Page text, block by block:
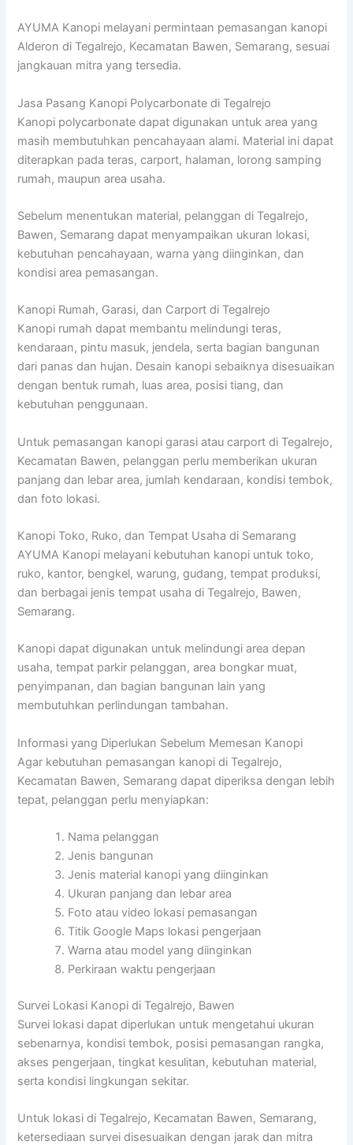
AYUMA Kanopi melayani permintaan pemasangan kanopi
Alderon di Tegalrejo, Kecamatan Bawen, Semarang, sesuai
jangkauan mitra yang tersedia.
Jasa Pasang Kanopi Polycarbonate di Tegalrejo
Kanopi polycarbonate dapat digunakan untuk area yang
masih membutuhkan pencahayaan alami. Material ini dapat
diterapkan pada teras, carport, halaman, lorong samping
rumah, maupun area usaha.
Sebelum menentukan material, pelanggan di Tegalrejo,
Bawen, Semarang dapat menyampaikan ukuran lokasi,
kebutuhan pencahayaan, warna yang diinginkan, dan
kondisi area pemasangan.
Kanopi Rumah, Garasi, dan Carport di Tegalrejo
Kanopi rumah dapat membantu melindungi teras,
kendaraan, pintu masuk, jendela, serta bagian bangunan
dari panas dan hujan. Desain kanopi sebaiknya disesuaikan
dengan bentuk rumah, luas area, posisi tiang, dan
kebutuhan penggunaan.
Untuk pemasangan kanopi garasi atau carport di Tegalrejo,
Kecamatan Bawen, pelanggan perlu memberikan ukuran
panjang dan lebar area, jumlah kendaraan, kondisi tembok,
dan foto lokasi.
Kanopi Toko, Ruko, dan Tempat Usaha di Semarang
AYUMA Kanopi melayani kebutuhan kanopi untuk toko,
ruko, kantor, bengkel, warung, gudang, tempat produksi,
dan berbagai jenis tempat usaha di Tegalrejo, Bawen,
Semarang.
Kanopi dapat digunakan untuk melindungi area depan
usaha, tempat parkir pelanggan, area bongkar muat,
penyimpanan, dan bagian bangunan lain yang
membutuhkan perlindungan tambahan.
Informasi yang Diperlukan Sebelum Memesan Kanopi
Agar kebutuhan pemasangan kanopi di Tegalrejo,
Kecamatan Bawen, Semarang dapat diperiksa dengan lebih
tepat, pelanggan perlu menyiapkan:
Nama pelanggan
Jenis bangunan
Jenis material kanopi yang diinginkan
Ukuran panjang dan lebar area
Foto atau video lokasi pemasangan
Titik Google Maps lokasi pengerjaan
Warna atau model yang diinginkan
Perkiraan waktu pengerjaan
Survei Lokasi Kanopi di Tegalrejo, Bawen
Survei lokasi dapat diperlukan untuk mengetahui ukuran
sebenarnya, kondisi tembok, posisi pemasangan rangka,
akses pengerjaan, tingkat kesulitan, kebutuhan material,
serta kondisi lingkungan sekitar.
Untuk lokasi di Tegalrejo, Kecamatan Bawen, Semarang,
ketersediaan survei disesuaikan dengan jarak dan mitra